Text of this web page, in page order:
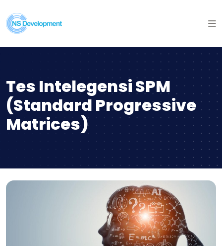
Tes Intelegensi SPM
(Standard Progressive
Matrices)